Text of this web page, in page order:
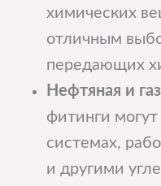
химических
отличным
передающих
Нефтяная и
фитинги могут
системах,
и другими